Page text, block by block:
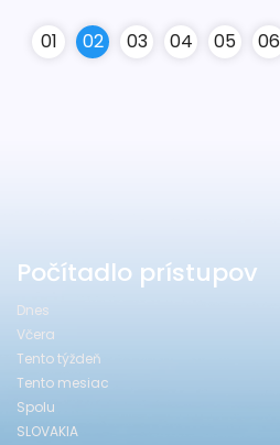
01 02 03 04 05 06
Počítadlo prístupov
Dnes
Včera
Tento týždeň
Tento mesiac
Spolu
SLOVAKIA